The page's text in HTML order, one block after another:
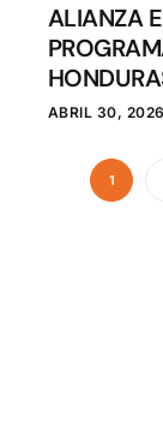
ALIANZA
ABRIL 30, 2026
1